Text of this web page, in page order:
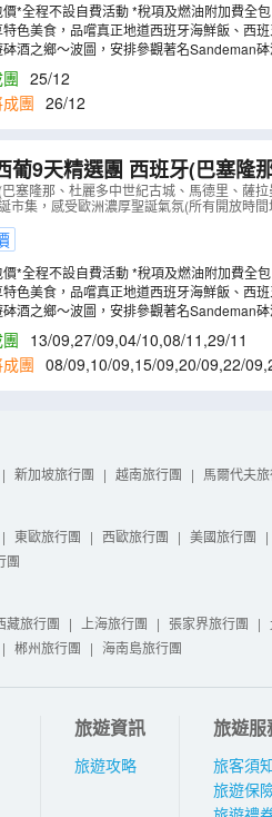
價*全程不設自費活動 *稅項及燃油附加費全
色美食，品嚐真正地道西班牙海鮮飯、西
等﹔特別安排欣賞佛蘭明哥歌舞表演連地道
酒之鄉～波圖，安排參觀著名Sandeman
25/12
團 26/12
葡9天精選團 西班牙(巴塞隆
本、波圖)【全包價】（
塞隆那、杜麗多中世紀古城、馬德里、薩
市集，感受歐洲濃厚聖誕氣氛(所有開放時
價*全程不設自費活動 *稅項及燃油附加費全
色美食，品嚐真正地道西班牙海鮮飯、西
等﹔特別安排欣賞佛蘭明哥歌舞表演連地道
酒之鄉～波圖，安排參觀著名Sandeman
13/09,27/09,04/10,08/11 ,29/11
團 08/09,10/09,15/09,20/09,22/09,
| 新加坡旅行團 | 越南旅行團 | 馬爾代夫
| 東歐旅行團 | 西歐旅行團 | 美國旅行團 |
團
藏旅行團 | 上海旅行團 | 張家界旅行團 |
| 郴州旅行團 | 海南島旅行團
旅遊資訊
旅遊攻略
旅遊服
旅客須知
旅遊保